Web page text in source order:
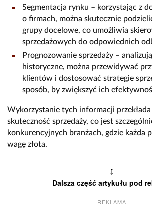
Segmentacja rynku – korzystając z
o firmach, można skutecznie
grupy docelowe, co umożliwia
sprzedażowych do odpowiednich
Prognozowanie sprzedaży –
historyczne, można przewidywać
klientów i dostosować strategie
sposób, by zwiększyć ich
Wykorzystanie tych informacji przekłada
skuteczność sprzedaży, co jest
konkurencyjnych branżach, gdzie każda
wagę złota.
↕
Dalsza część artykułu pod
REKLAMA